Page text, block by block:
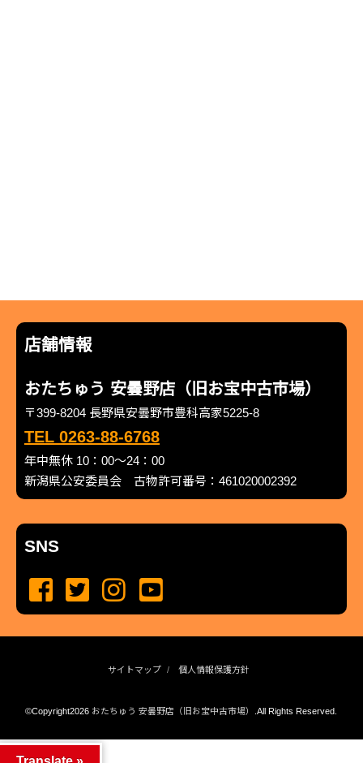
店舗情報
おたちゅう 安曇野店（旧お宝中古市場）
〒399-8204 長野県安曇野市豊科高家5225-8
TEL 0263-88-6768
年中無休 10：00～24：00
新潟県公安委員会 古物許可番号：461020002392
SNS
サイトマップ 個人情報保護方針
©Copyright2026 おたちゅう 安曇野店（旧お宝中古市場） .All Rights Reserved.